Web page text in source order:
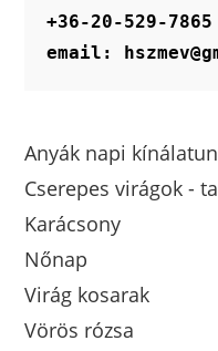
+36-20-529-7865
email:
Anyák napi
Cserepes virágok -
Karácsony
Nőnap
Virág kosarak
Vörös rózsa